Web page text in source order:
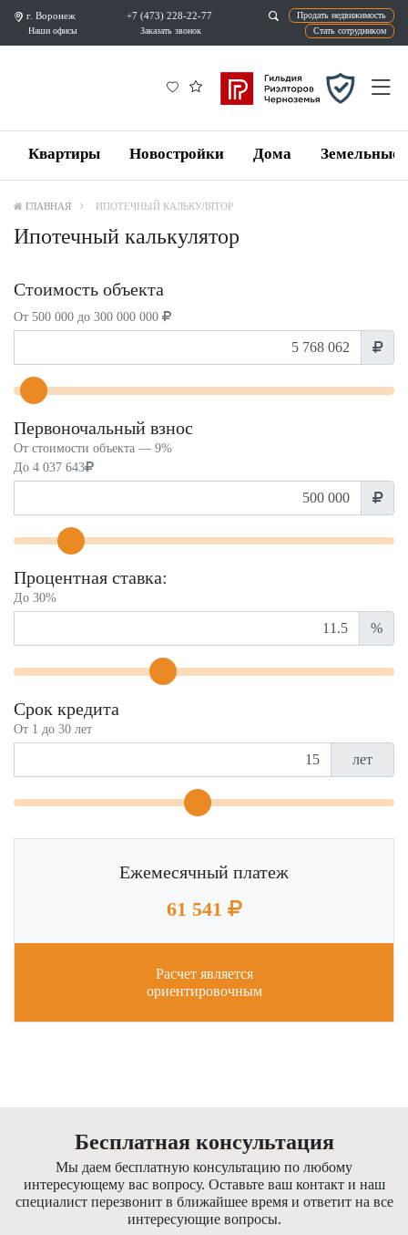
г. Воронеж
Наши офисы
+7 (473) 228-22-77
Квартиры Новостройки Дома Земельные
ГЛАВНАЯ ИПОТЕЧНЫЙ КАЛЬКУЛЯТОР
Ипотечный калькулятор
Стоимость объекта
От 500 000 до 300 000 000
Первоночальный взнос
От стоимости объекта — 9%
До 4 037 643
Процентная ставка:
До 30%
%
Срок кредита
От 1 до 30 лет
лет
Ежемесячный платеж
61 541
Расчет является
ориентировочным
Бесплатная консультация
Мы даем бесплатную консультацию по любому
интересующему вас вопросу. Оставьте ваш контакт и наш
специалист перезвонит в ближайшее время и ответит на все
интересующие вопросы.